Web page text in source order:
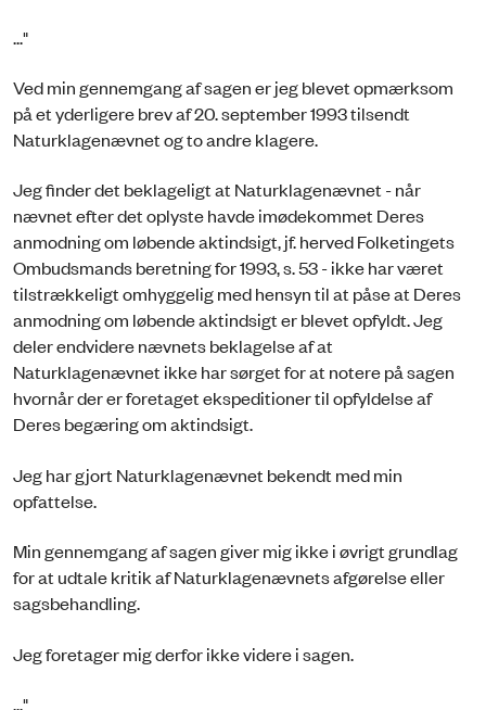
..."
Ved min gennemgang af sagen er jeg blevet opmærksom
på et yderligere brev af 20. september 1993 tilsendt
Naturklagenævnet og to andre klagere.
Jeg finder det beklageligt at Naturklagenævnet - når
nævnet efter det oplyste havde imødekommet Deres
anmodning om løbende aktindsigt, jf. herved Folketingets
Ombudsmands beretning for 1993, s. 53 - ikke har været
tilstrækkeligt omhyggelig med hensyn til at påse at Deres
anmodning om løbende aktindsigt er blevet opfyldt. Jeg
deler endvidere nævnets beklagelse af at
Naturklagenævnet ikke har sørget for at notere på sagen
hvornår der er foretaget ekspeditioner til opfyldelse af
Deres begæring om aktindsigt.
Jeg har gjort Naturklagenævnet bekendt med min
opfattelse.
Min gennemgang af sagen giver mig ikke i øvrigt grundlag
for at udtale kritik af Naturklagenævnets afgørelse eller
sagsbehandling.
Jeg foretager mig derfor ikke videre i sagen.
..."